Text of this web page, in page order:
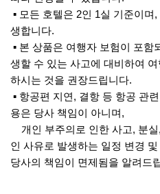
▪ 모든 호텔은 2인 1실 기준이
생합니다.
▪ 본 상품은 여행자 보험이 포함
생할 수 있는 사고에 대비하여
하시는 것을 권장드립니다.
▪ 항공편 지연, 결항 등 항공 관
용은 당사 책임이 아니며,
개인 부주의로 인한 사고, 분
인 사유로 발생하는 일정 변경
당사의 책임이 면제됨을 알려드